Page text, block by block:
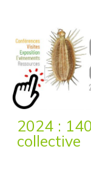
2024 :
collective